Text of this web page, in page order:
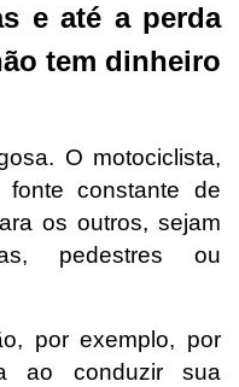
e até a perda
tem dinheiro
O motociclista,
constante de
os outros, sejam
pedestres ou
por exemplo, por
ao conduzir sua